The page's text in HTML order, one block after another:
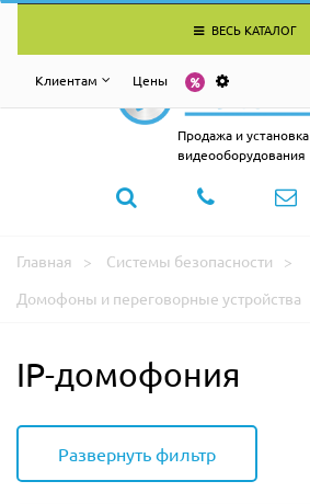
ВЕСЬ КАТАЛОГ
Клиентам Цены
Продажа и установка
видеооборудования
Главная
Системы безопасности
Домофоны и переговорные устройства
IP-домофония
Развернуть фильтр